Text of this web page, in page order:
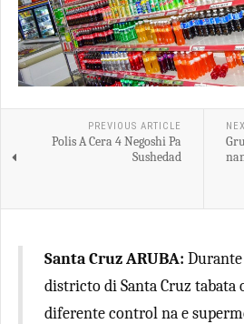
PREVIOUS ARTICLE
Polis A Cera 4 Negoshi Pa
Sushedad
Santa Cruz ARUBA:
districto di Santa Cruz tabata
diferente control na e